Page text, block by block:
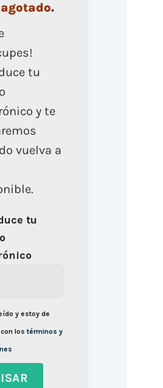
tu
y te
vuelva a
tu
y estoy de
con lostérminos y